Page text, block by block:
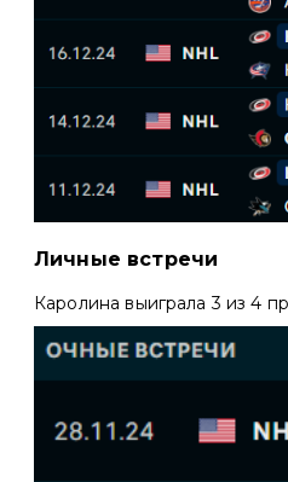
Личные встречи
Каролина выиграла 3 из 4